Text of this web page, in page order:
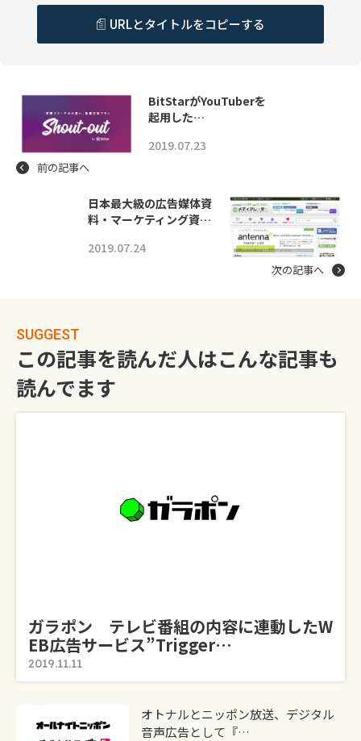
URLとタイトルをコピーする
BitStarがYouTuberを
起用した…
2019.07.23
前の記事へ
日本最大級の広告媒体資
料・マーケティング資…
2019.07.24
次の記事へ
SUGGEST
この記事を読んだ人はこんな記事も
読んでます
ガラポン テレビ番組の内容に連動したW
EB広告サービス”Trigger…
2019.11.11
オトナルとニッポン放送、デジタル
音声広告として『…